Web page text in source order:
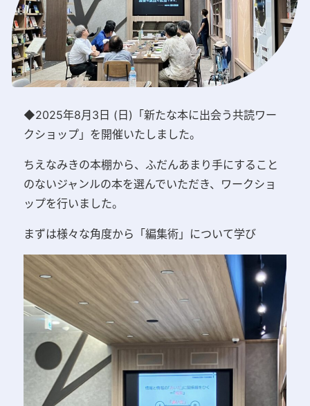
◆2025年8月3日 (日)「新たな本に出会う共読ワー
クショップ」を開催いたしました。
ちえなみきの本棚から、ふだんあまり手にすること
のないジャンルの本を選んでいただき、ワークショ
ップを行いました。
まずは様々な角度から「編集術」について学び